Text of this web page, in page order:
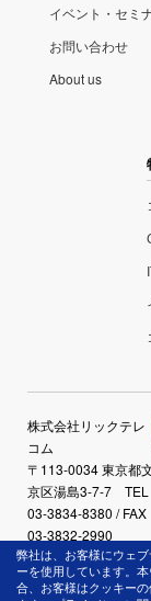
イベント・セミ
お問い合わせ
About us
株式会社リックテレ
コム
〒113-0034 東京都
京区湯島3-7-7 TEL
03-3834-8380 / FAX
03-3832-2990
弊社は、お客様にウェ
ーを使用しています。
合、お客様はクッキー